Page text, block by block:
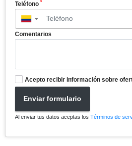
Teléfono *
▼
Comentarios
Acepto recibir información sobre
Enviar formulario
Al enviar tus datos aceptas los Términos de